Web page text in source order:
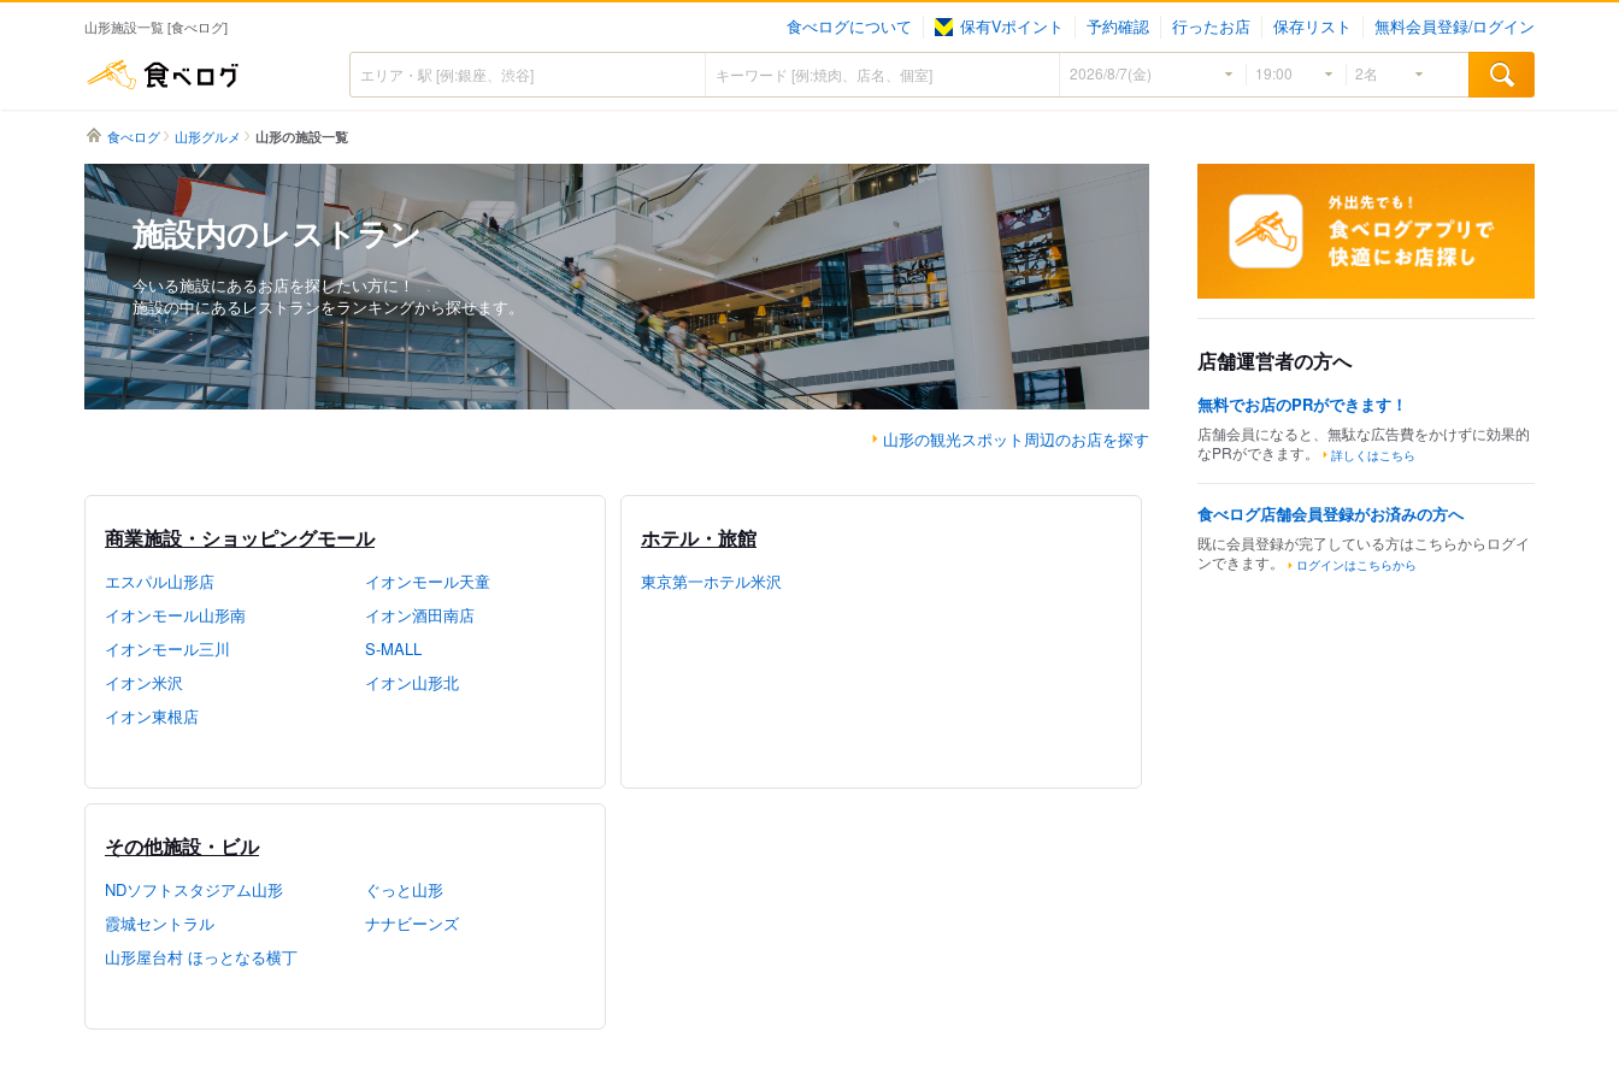
山形施設一覧 [食べログ] 食べログについて 保有Vポイント 予約確認 行ったお店 保存リスト 無料会員登録/ログイン
食べログ 山形グルメ 山形の施設一覧
施設内のレストラン
今いる施設にあるお店を探したい方に！
施設の中にあるレストランをランキングから探せます。
山形の観光スポット周辺のお店を探す
商業施設・ショッピングモール
エスパル山形店
イオンモール天童
イオンモール山形南
イオン酒田南店
イオンモール三川
S-MALL
イオン米沢
イオン山形北
イオン東根店
ホテル・旅館
東京第一ホテル米沢
その他施設・ビル
NDソフトスタジアム山形
ぐっと山形
霞城セントラル
ナナビーンズ
山形屋台村 ほっとなる横丁
店舗運営者の方へ
無料でお店のPRができます！
店舗会員になると、無駄な広告費をかけずに効果的
なPRができます。
詳しくはこちら
食べログ店舗会員登録がお済みの方へ
既に会員登録が完了している方はこちらからログイ
ンできます。
ログインはこちらから